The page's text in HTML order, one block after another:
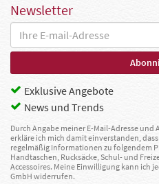
Newsletter
Exklusive Angebote
News und Trends
Durch Angabe meiner E-Mail-Adresse
erkläre ich mich damit einverstanden,
regelmäßig Informationen zu folgendem
Handtaschen, Rucksäcke, Schul- und
Accessoires. Meine Einwilligung kann ich
GmbH widerrufen.